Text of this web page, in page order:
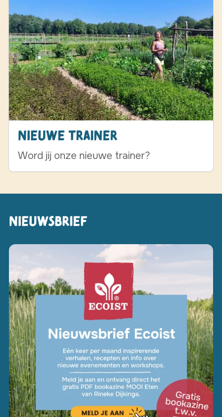
Nieuwe trainer
Word jij onze nieuwe trainer?
Nieuwsbrief